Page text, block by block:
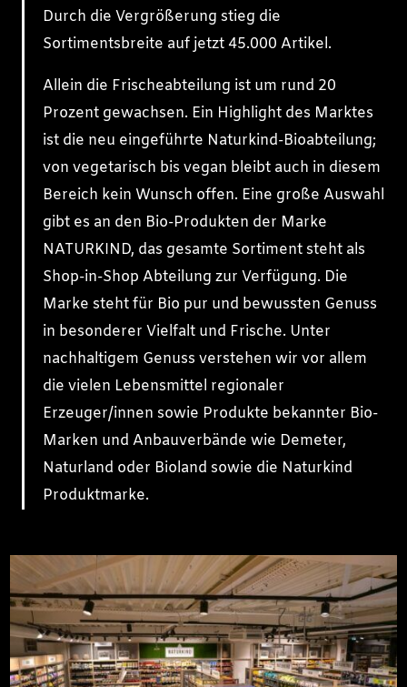
Durch die Vergrößerung stieg die
Sortimentsbreite auf jetzt 45.000 Artikel.
Allein die Frischeabteilung ist um rund 20
Prozent gewachsen. Ein Highlight des Marktes
ist die neu eingeführte Naturkind-Bioabteilung;
von vegetarisch bis vegan bleibt auch in diesem
Bereich kein Wunsch offen. Eine große Auswahl
gibt es an den Bio-Produkten der Marke
NATURKIND, das gesamte Sortiment steht als
Shop-in-Shop Abteilung zur Verfügung. Die
Marke steht für Bio pur und bewussten Genuss
in besonderer Vielfalt und Frische. Unter
nachhaltigem Genuss verstehen wir vor allem
die vielen Lebensmittel regionaler
Erzeuger/innen sowie Produkte bekannter Bio-
Marken und Anbauverbände wie Demeter,
Naturland oder Bioland sowie die Naturkind
Produktmarke.